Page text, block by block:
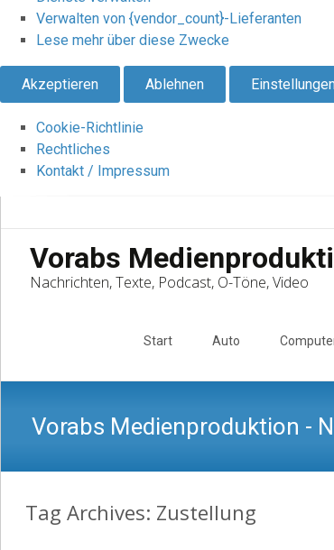
Verwalten von {vendor_count}-Lieferanten
Lese mehr über diese Zwecke
Akzeptieren Ablehnen
Cookie-Richtlinie
Rechtliches
Kontakt / Impressum
Vorabs
Nachrichten, Texte, Podcast, O-Töne, Video
Start Auto
Vorabs Medienproduktion -
Tag Archives: Zustellung